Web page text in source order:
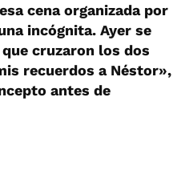
cena organizada por
incógnita. Ayer se
cruzaron los dos
recuerdos a Néstor»,
antes de